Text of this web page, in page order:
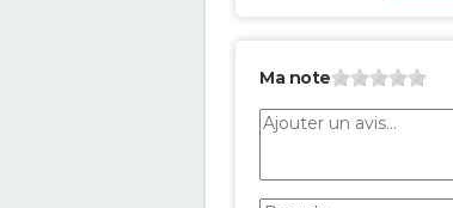
Ma note